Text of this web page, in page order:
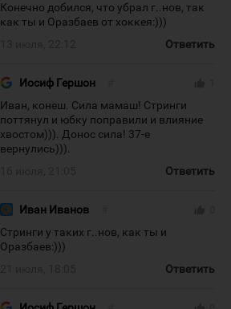
Конечно добился, что убрал г..нов, так
как ты и Оразбаев от хоккея:)))
Ответить
Иосиф Гершон
Иван, конеш. Сила мамаш! Стринги
поттянул и юбку поправили и влияние
хвостом))). Донос сила! 37-е
вернулись))).
Ответить
Иван Иванов
Стринги у таких г..нов, как ты и
Оразбаев:)))
Ответить